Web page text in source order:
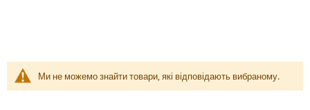
Ми не можемо знайти товари, які відповідають вибраному.